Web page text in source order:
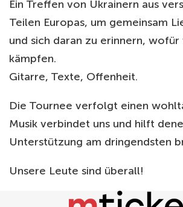
Ein Treffen von Ukrainern aus
Teilen Europas, um gemeinsam
und sich daran zu erinnern,
kämpfen.
Gitarre, Texte, Offenheit.
Die Tournee verfolgt einen
Musik verbindet uns und hilft
Unterstützung am dringendsten
Unsere Leute sind überall!